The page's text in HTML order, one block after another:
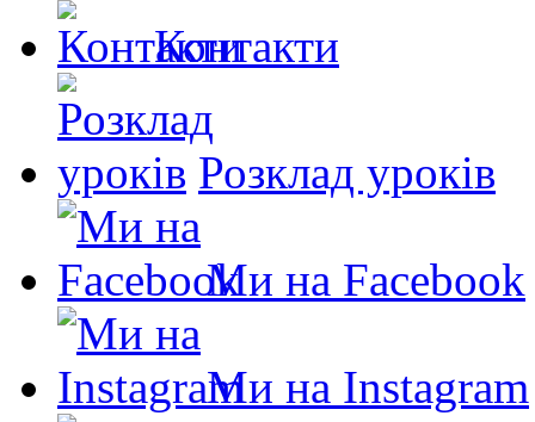
Контакти
Розклад уроків
Ми на Facebook
Ми на Instagram